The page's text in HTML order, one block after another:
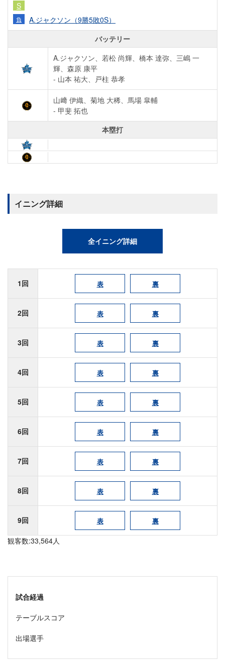
S
負
A.ジャクソン（9勝5敗0S）
バッテリー
A.ジャクソン、若松 尚輝、橋本 達弥、三嶋 一
輝、森原 康平
- 山本 祐大、戸柱 恭孝
山﨑 伊織、菊地 大稀、馬場 皐輔
- 甲斐 拓也
本塁打
イニング詳細
全イニング詳細
1回 表 裏
2回 表 裏
3回 表 裏
4回 表 裏
5回 表 裏
6回 表 裏
7回 表 裏
8回 表 裏
9回 表 裏
観客数:33,564人
試合経過
テーブルスコア
出場選手